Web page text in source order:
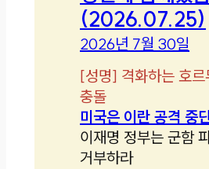
(2026.07.25)
2026년 7월 30일
[성명] 격화하는 호르
충돌
미국은 이란 공격 중
이재명 정부는 군함
거부하라